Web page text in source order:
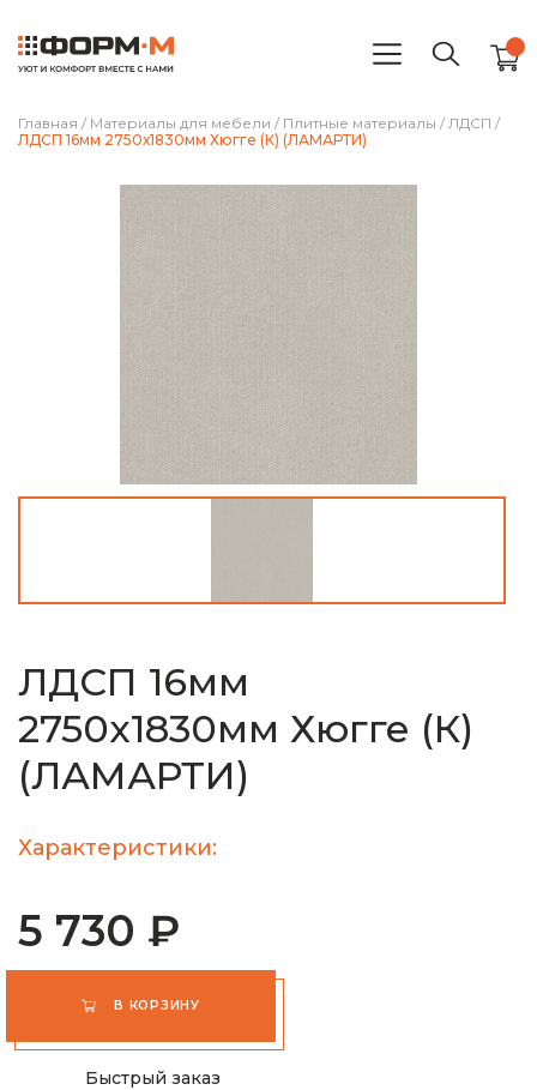
Главная / Материалы для мебели / Плитные материалы / ЛДСП /
ЛДСП 16мм 2750х1830мм Хюгге (К) (ЛАМАРТИ)
ЛДСП 16мм
2750х1830мм Хюгге (К)
(ЛАМАРТИ)
Характеристики:
5 730 ₽
В КОРЗИНУ
Быстрый заказ